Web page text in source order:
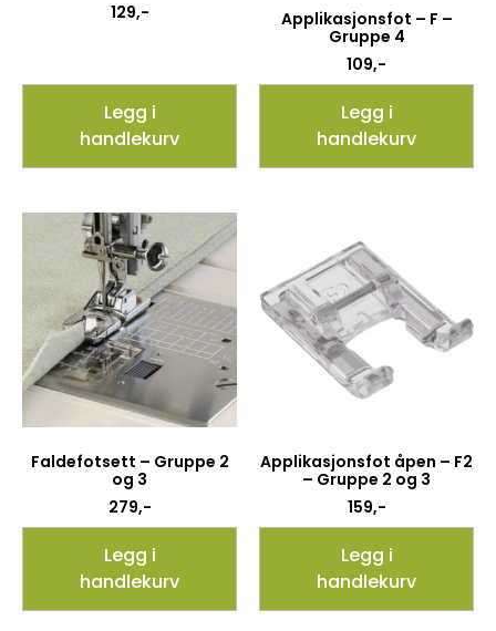
129,-
Legg i
handlekurv
Applikasjonsfot – F –
Gruppe 4
109,-
Legg i
handlekurv
Faldefotsett – Gruppe 2
og 3
279,-
Legg i
handlekurv
Applikasjonsfot åpen – F2
– Gruppe 2 og 3
159,-
Legg i
handlekurv